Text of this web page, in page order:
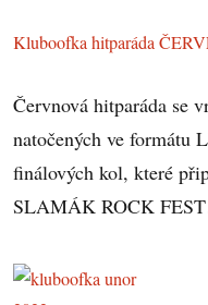
Kluboofka hitparáda
Červnová hitparáda se
natočených ve formátu
finálových kol, které
SLAMÁK ROCK